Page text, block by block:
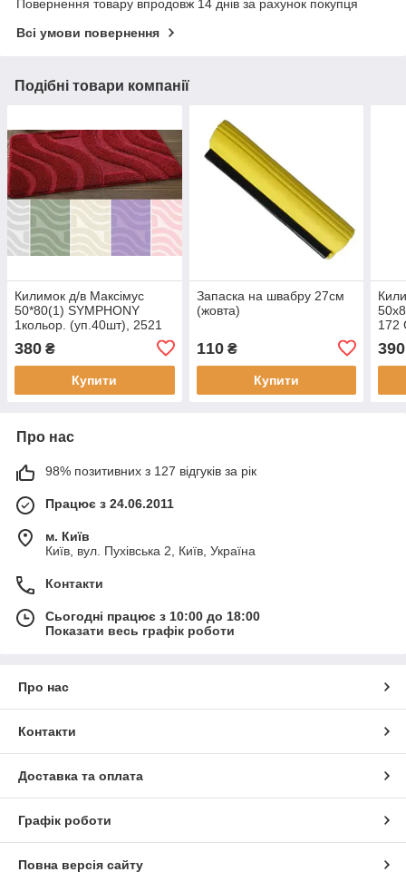
Повернення товару впродовж 14 днів за рахунок покупця
Всі умови повернення
Подібні товари компанії
Килимок д/в Максімус
50*80(1) SYMPHONY
1кольор. (уп.40шт), 2521
380 ₴
Купити
Запаска на швабру 27см
(жовта)
110₴
Купити
172
390
Про нас
98% позитивних з 127 відгуків за рік
Працює з 24.06.2011
м. Київ
Київ, вул. Пухівська 2, Київ, Україна
Контакти
Сьогодні працює з 10:00 до 18:00
Показати весь графік роботи
Про нас
Контакти
Доставка та оплата
Графік роботи
Повна версія сайту